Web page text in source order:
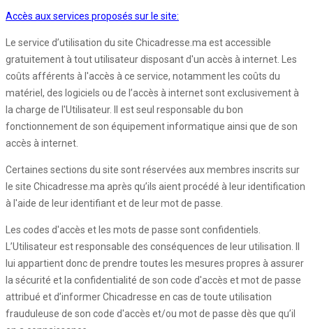
Accès aux services proposés sur le site:
Le service d’utilisation du site Chicadresse.ma est accessible
gratuitement à tout utilisateur disposant d'un accès à internet. Les
coûts afférents à l'accès à ce service, notamment les coûts du
matériel, des logiciels ou de l’accès à internet sont exclusivement à
la charge de l'Utilisateur. Il est seul responsable du bon
fonctionnement de son équipement informatique ainsi que de son
accès à internet.
Certaines sections du site sont réservées aux membres inscrits sur
le site Chicadresse.ma après qu’ils aient procédé à leur identification
à l'aide de leur identifiant et de leur mot de passe.
Les codes d'accès et les mots de passe sont confidentiels.
L’Utilisateur est responsable des conséquences de leur utilisation. Il
lui appartient donc de prendre toutes les mesures propres à assurer
la sécurité et la confidentialité de son code d'accès et mot de passe
attribué et d’informer Chicadresse en cas de toute utilisation
frauduleuse de son code d'accès et/ou mot de passe dès que qu’il